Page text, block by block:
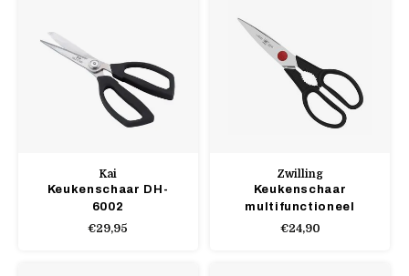
Kai
Keukenschaar DH-
6002
€29,95
Zwilling
Keukenschaar
multifunctioneel
€24,90